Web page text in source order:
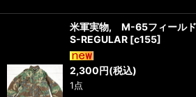
米軍実物, M-65フィール
S-REGULAR [c155]
2,300円(税込)
1点